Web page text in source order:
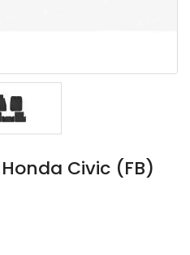
Honda Civic (FB)